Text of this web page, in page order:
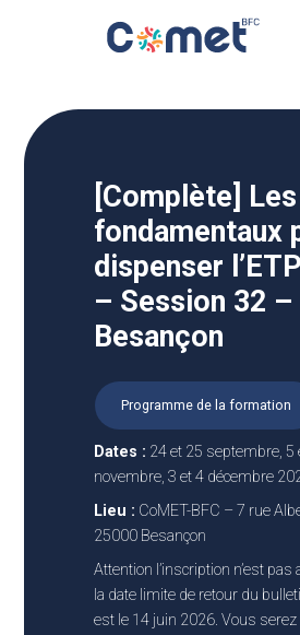
[Complète] Les
fondamentaux
dispenser
– Session 32 –
Besançon
Programme de la formation
Dates : 24 et 25 septembre, 5
novembre, 3 et 4 décembre
Lieu : CoMET-BFC – 7 rue
25000 Besançon
Attention l’inscription n’est pas
la date limite de retour du
est le 14 juin 2026. Vous